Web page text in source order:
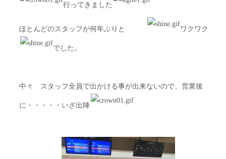
行ってきました
ほとんどのスタッフが何年ぶりと ワクワク
でした。
中々 スタッフ全員で出かける事が出来ないので、営業後
に・・・・・いざ出陣